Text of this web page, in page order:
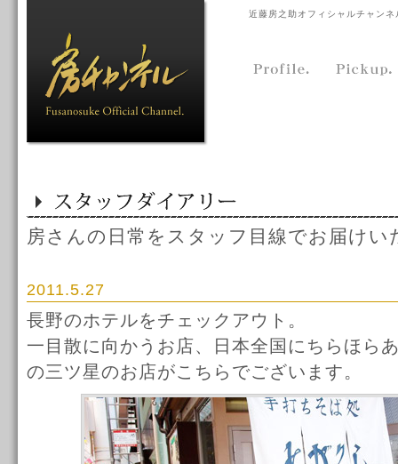
近藤房之助オフィシャルチャン
房さんの日常をスタッフ目線でお届けい
2011.5.27
長野のホテルをチェックアウト。
一目散に向かうお店、日本全国にちらほら
の三ツ星のお店がこちらでございます。